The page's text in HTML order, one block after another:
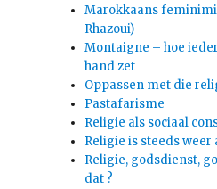
Marokkaans
Rhazoui)
Montaigne – hoe
hand zet
Oppassen met die
Pastafarisme
Religie als sociaal
Religie is steeds
Religie, godsdienst,
dat ?